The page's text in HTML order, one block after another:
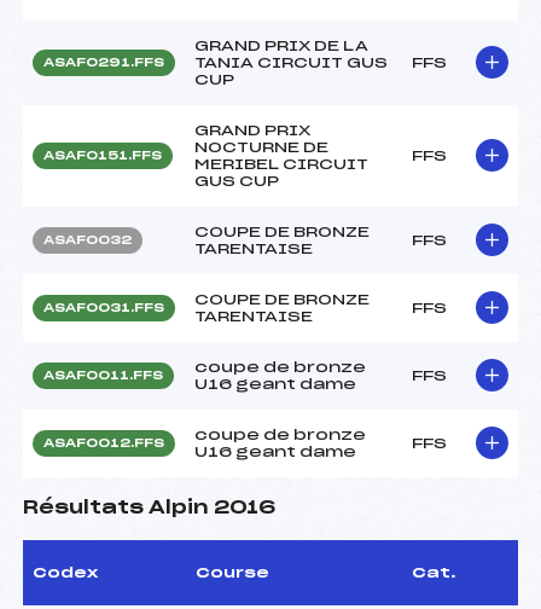
ASAF0291.FFS
GRAND PRIX DE LA
TANIA CIRCUIT GUS
CUP
FFS
ASAF0151.FFS
GRAND PRIX
NOCTURNE DE
MERIBEL CIRCUIT
GUS CUP
FFS
ASAF0032
COUPE DE BRONZE
TARENTAISE
FFS
ASAF0031.FFS
COUPE DE BRONZE
TARENTAISE
FFS
ASAF0011.FFS
coupe de bronze
U16 geant dame
FFS
ASAF0012.FFS
coupe de bronze
U16 geant dame
FFS
Résultats Alpin 2016
Codex Course Cat.